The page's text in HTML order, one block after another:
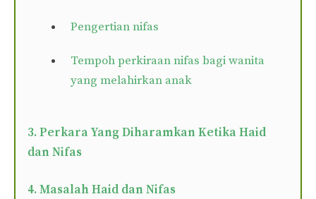
Pengertian nifas
Tempoh perkiraan nifas bagi wanita
yang melahirkan anak
3. Perkara Yang Diharamkan Ketika Haid
dan Nifas
4. Masalah Haid dan Nifas